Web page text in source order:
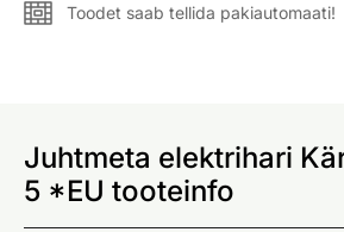
Toodet saab tellida pakiautomaati!
Juhtmeta elektrihari
5 *EU tooteinfo